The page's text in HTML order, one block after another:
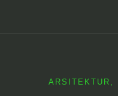
ARSITEKTUR ,